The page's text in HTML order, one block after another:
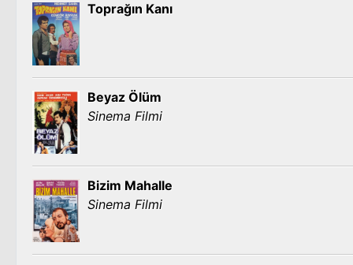
Toprağın Kanı
Beyaz Ölüm
Sinema Filmi
Bizim Mahalle
Sinema Filmi